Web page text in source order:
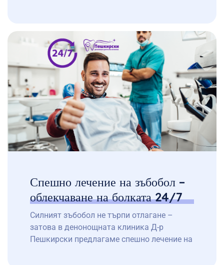
извадената зъбна кухина се разруши или
не се образува правилно, оставяйки костта
и нервите открити. Това води до силна
болка и забавено заздравяване. Нашата
денонощна стоматологична […]
Спешно лечение на зъбобол –
облекчаване на болката 24/7
Силният зъбобол не търпи отлагане –
затова в денонощната клиника Д-р
Пешкирски предлагаме спешно лечение на